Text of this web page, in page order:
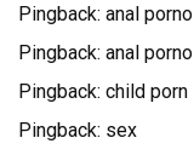
Pingback: anal porno
Pingback: anal porno
Pingback: child porn
Pingback: sex